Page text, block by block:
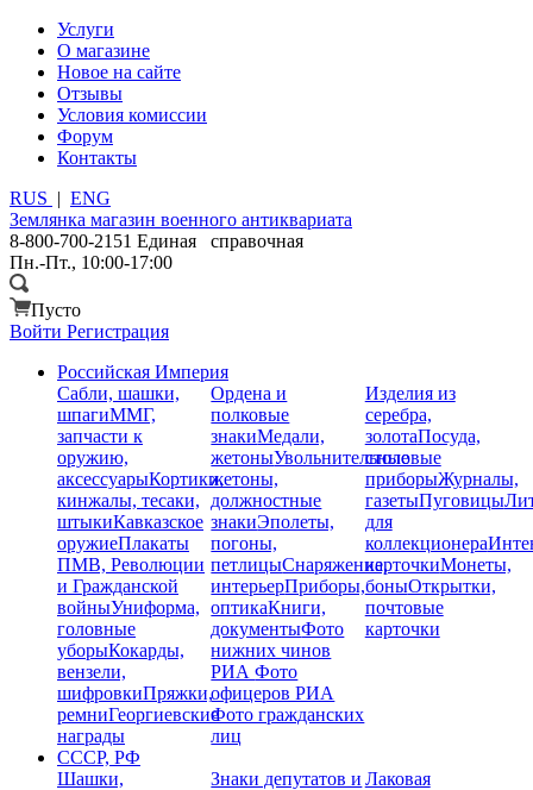
Услуги
О магазине
Новое на сайте
Отзывы
Условия комиссии
Форум
Контакты
RUS | ENG
Землянка магазин военного антиквариата
8-800-700-2151 Единая справочная
Пн.-Пт., 10:00-17:00
Пусто
Войти Регистрация
Российская Империя
Сабли, шашки,
шпагиММГ,
запчасти к
оружию,
аксессуарыКортики,
кинжалы, тесаки,
штыкиКавказское
оружиеПлакаты
ПМВ, Революции
и Гражданской
войныУниформа,
головные
уборыКокарды,
вензели,
шифровкиПряжки,
ремниГеоргиевские
награды
Ордена и
полковые
знакиМедали,
жетоныУвольнительные
жетоны,
должностные
знакиЭполеты,
погоны,
петлицыСнаряжение,
интерьерПриборы,
оптикаКниги,
документыФото
нижних чинов
РИАФото
офицеров РИА
Фото гражданских
лиц
Изделия из
серебра,
золотаПосуда,
столовые
приборыЖурналы,
газетыПуговицы
для
коллекционера
карточкиМонеты,
боныОткрытки,
почтовые
карточки
СССР, РФ
Шашки,
Знаки депутатов и Лаковая